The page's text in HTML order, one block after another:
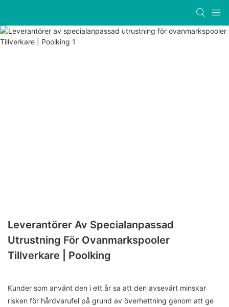
Leverantörer Av Specialanpassad
Utrustning För Ovanmarkspooler
Tillverkare | Poolking
Kunder som använt den i ett år sa att den avsevärt minskar
risken för hårdvarufel på grund av överhettning genom att ge